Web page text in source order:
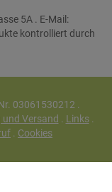
5A . E-Mail:
kontrolliert durch
03061530212 .
Versand . Links.
. Cookies